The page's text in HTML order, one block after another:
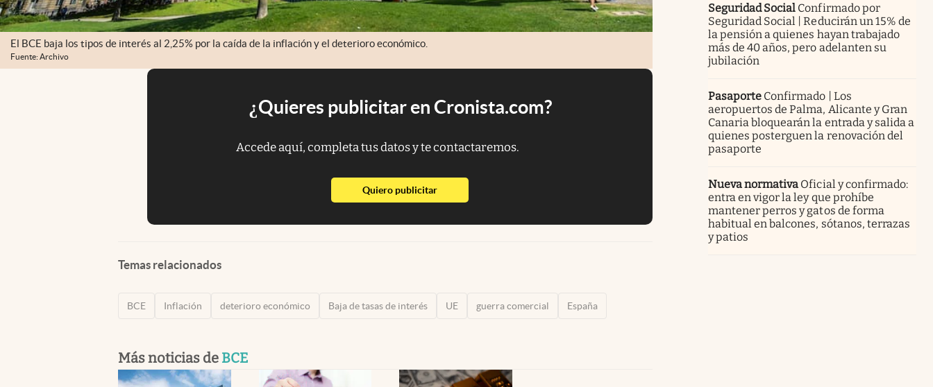
El BCE baja los tipos de interés al 2,25% por la caída de la inflación y el deterioro económico.
Fuente: Archivo
¿Quieres publicitar en Cronista.com?
Accede aquí, completa tus datos y te contactaremos.
Quiero publicitarabre en nueva pestaña
Temas relacionados
BCE Inflación deterioro económico Baja de tasas de interés UE guerra comercial España
Más noticias de BCE
Seguridad Social Confirmado por
Seguridad Social | Reducirán un 15% de
la pensión a quienes hayan trabajado
más de 40 años, pero adelanten su
jubilación
Pasaporte Confirmado | Los
aeropuertos de Palma, Alicante y Gran
Canaria bloquearán la entrada y salida a
quienes posterguen la renovación del
pasaporte
Nueva normativa Oficial y confirmado:
entra en vigor la ley que prohíbe
mantener perros y gatos de forma
habitual en balcones, sótanos, terrazas
y patios